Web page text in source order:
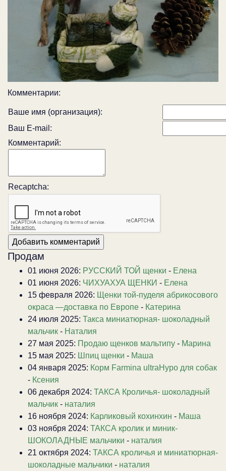
Комментарии:
Ваше имя (организация):
Ваш E-mail:
Комментарий:
Recaptcha:
Продам
01 июня 2026: РУССКИЙ ТОЙ щенки - Елена
01 июня 2026: ЧИХУАХУА ЩЕНКИ - Елена
15 февраля 2026: Щенки той-пуделя абрикосового
окраса —доставка по Европе - Катерина
24 июля 2025: Такса миниатюрная- шоколадный
мальчик - Наталия
27 мая 2025: Продаю щенков мальтипу - Марина
15 мая 2025: Шпиц щенки - Маша
04 января 2025: Корм Farmina ultraHypo для собак
- Ксения
06 декабря 2024: ТАКСА Кроличья- шоколадный
мальчик - наталия
16 ноября 2024: Карликовый кохинхин - Маша
03 ноября 2024: ТАКСА кролик и миник-
ШОКОЛАДНЫЕ мальчики - наталия
21 октября 2024: ТАКСА кроличья и миниатюрная-
шоколадные мальчики - наталия